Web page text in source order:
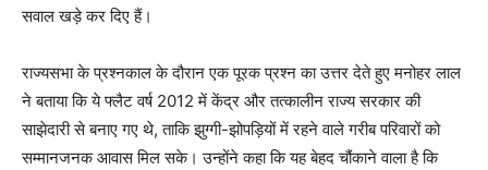
सवाल खड़े कर दिए हैं।
राज्यसभा के प्रश्नकाल के दौरान एक पूरक प्रश्न का उत्तर देते हुए मनोहर लाल
ने बताया कि ये फ्लैट वर्ष 2012 में केंद्र और तत्कालीन राज्य सरकार की
साझेदारी से बनाए गए थे, ताकि झुग्गी-झोपड़ियों में रहने वाले गरीब परिवारों को
सम्मानजनक आवास मिल सके। उन्होंने कहा कि यह बेहद चौंकाने वाला है कि